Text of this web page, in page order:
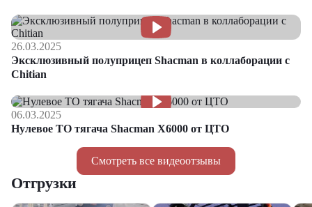
Смотреть все видеоотзывы
26.03.2025
Эксклюзивный полуприцеп Shacman в коллаборации с
Chitian
06.03.2025
Нулевое ТО тягача Shacman Х6000 от ЦТО
Отгрузки